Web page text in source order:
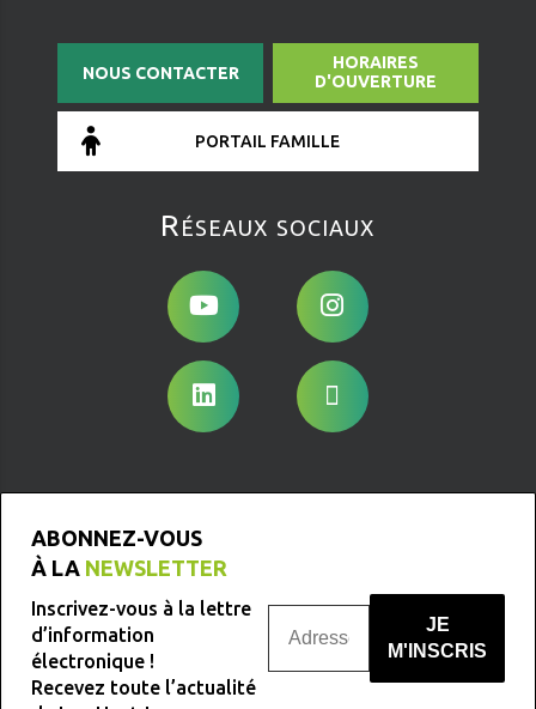
NOUS CONTACTER
HORAIRES
D'OUVERTURE
PORTAIL FAMILLE
Réseaux sociaux
ABONNEZ-VOUS
À LA NEWSLETTER
Inscrivez-vous à la lettre
d’information
électronique !
Recevez toute l’actualité